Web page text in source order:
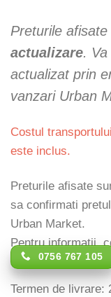
Preturile
actualizare.
actualizat prin
vanzari Urban
Costul
este inclus.
Preturile afisate
sa confirmati
Urban Market.
Pentru informatii,
0756 767 105
Termen de livrare: